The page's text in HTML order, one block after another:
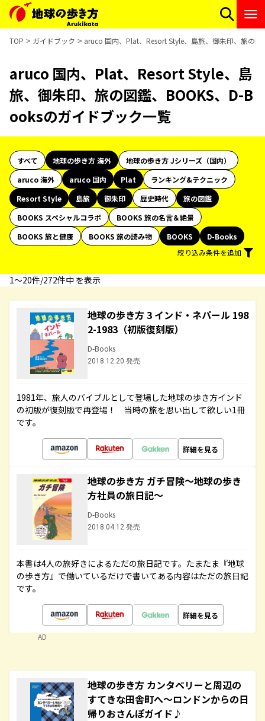
TOP ガイドブック aruco 国内、Plat、Resort Style、島旅、御朱印、旅の
aruco 国内、Plat、Resort Style、島
旅、御朱印、旅の図鑑、BOOKS、D-B
ooksのガイドブック一覧
すべて 地球の歩き方 海外
地球の歩き方 Jシリーズ（国内）
aruco 海外
aruco 国内 Plat
ランキング&テクニック
Resort Style
島旅 御朱印 歴史時代
旅の図鑑
BOOKS スペシャルコラボ
BOOKS 旅の名言＆絶景
BOOKS 旅と健康
BOOKS 旅の読み物 BOOKS
D-Books
絞り込み条件を追加
1〜20件/272件中 を表示
地球の歩き方 3 インド・ネパール 198
2-1983（初版復刻版）
D-Books
2018.12.20 発売
1981年、旅人のバイブルとして登場した地球の歩き方インド
の初版が復刻版で再登場！ 当時の旅を思い出して欲しい1冊
です。
詳細を見る
地球の歩き方 ガチ冒険～地球の歩き
方社員の旅日記～
D-Books
2018.04.12 発売
本書は4人の旅好きによるただの旅日記です。たまたま『地球
の歩き方』で働いているだけで書いてある内容はただの旅日記
です。
詳細を見る
AD
地球の歩き方 カンタベリーと周辺の
すてきな田舎町へ～ロンドンからの日
帰りおさんぽガイド♪